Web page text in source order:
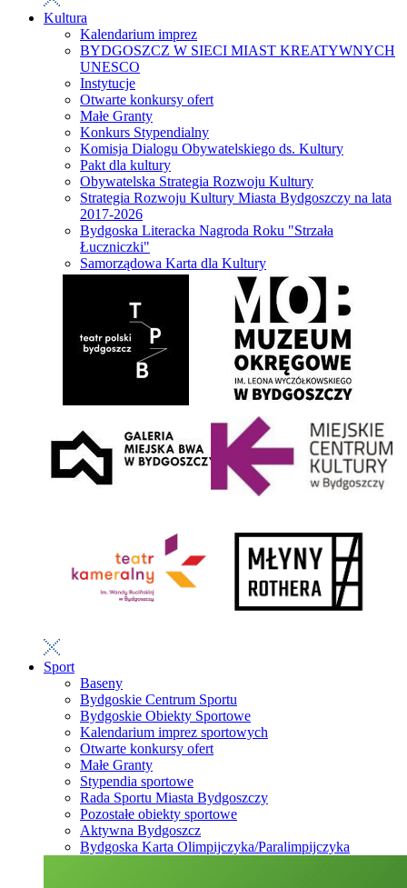
Kultura
Kalendarium imprez
BYDGOSZCZ W SIECI MIAST KREATYWNYCH
UNESCO
Instytucje
Otwarte konkursy ofert
Małe Granty
Konkurs Stypendialny
Komisja Dialogu Obywatelskiego ds. Kultury
Pakt dla kultury
Obywatelska Strategia Rozwoju Kultury
Strategia Rozwoju Kultury Miasta Bydgoszczy na lata
2017-2026
Bydgoska Literacka Nagroda Roku "Strzała
Łuczniczki"
Samorządowa Karta dla Kultury
Sport
Baseny
Bydgoskie Centrum Sportu
Bydgoskie Obiekty Sportowe
Kalendarium imprez sportowych
Otwarte konkursy ofert
Małe Granty
Stypendia sportowe
Rada Sportu Miasta Bydgoszczy
Pozostałe obiekty sportowe
Aktywna Bydgoszcz
Bydgoska Karta Olimpijczyka/Paralimpijczyka